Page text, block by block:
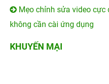
Mẹo chỉnh sửa video cực
không cần cài ứng dụng
KHUYẾN MẠI